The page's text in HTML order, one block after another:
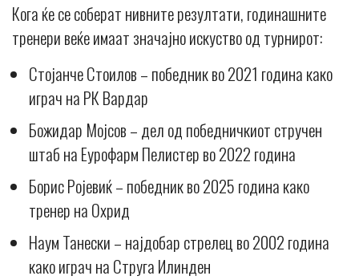
Кога ќе се соберат нивните резултати, годинашните
тренери веќе имаат значајно искуство од турнирот:
Стојанче Стоилов – победник во 2021 година како
играч на РК Вардар
Божидар Мојсов – дел од победничкиот стручен
штаб на Еурофарм Пелистер во 2022 година
Борис Ројевиќ – победник во 2025 година како
тренер на Охрид
Наум Танески – најдобар стрелец во 2002 година
како играч на Струга Илинден